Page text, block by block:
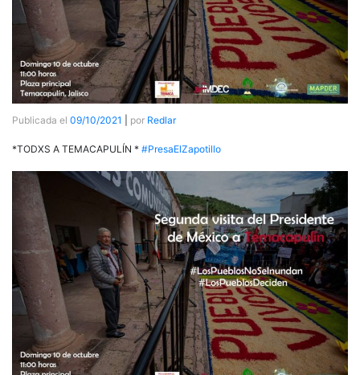
Publicada el 09/10/2021 por Redlar
*TODXS A TEMACAPULÍN * #PresaElZapotillo